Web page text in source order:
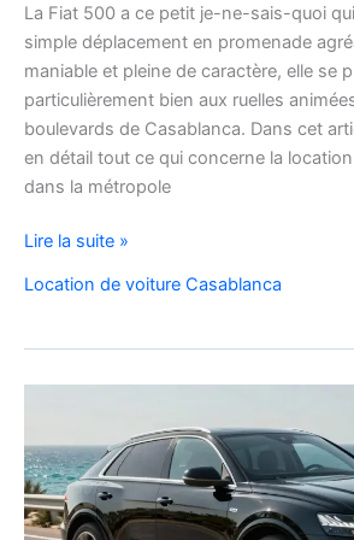
La Fiat 500 a ce petit je-ne-sais-quoi
simple déplacement en promenade
maniable et pleine de caractère, elle se
particulièrement bien aux ruelles
boulevards de Casablanca. Dans cet
en détail tout ce qui concerne la location
dans la métropole
Voyager
Casablanca
Fiat
500
charme,
pratiques
et
bons
Lire la suite »
Location de voiture Casablanca